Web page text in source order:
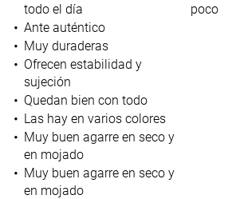
todo el día
Ante auténtico
Muy duraderas
Ofrecen estabilidad y
sujeción
Quedan bien con todo
Las hay en varios colores
Muy buen agarre en seco y
en mojado
Muy buen agarre en seco y
en mojado
poco